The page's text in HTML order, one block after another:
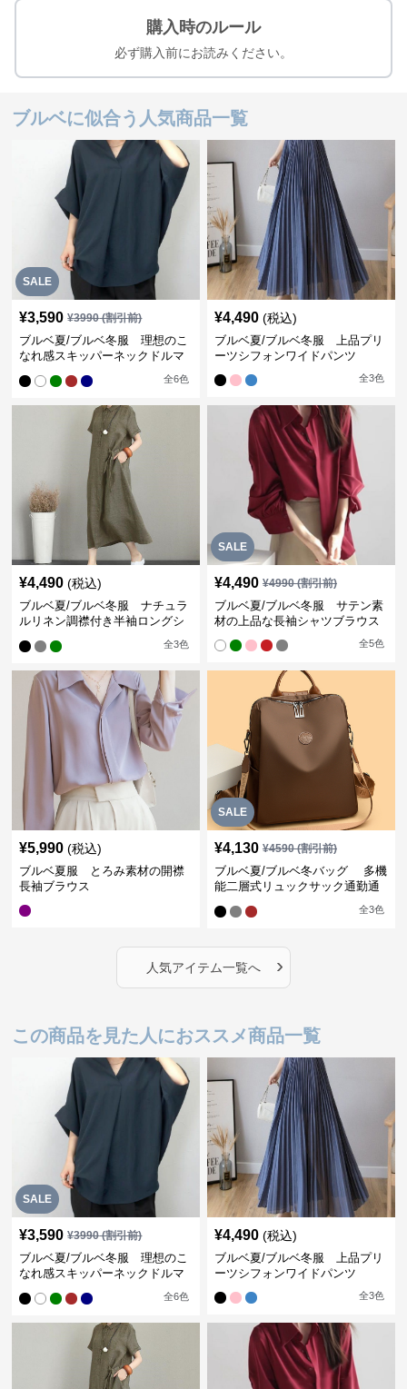
購入時のルール
必ず購入前にお読みください。
ブルベに似合う人気商品一覧
SALE
¥3,590 ¥3990(割引前)
ブルベ夏/ブルベ冬服 理想のこ
なれ感スキッパーネックドルマ
全6色
¥4,490 (税込)
ブルベ夏/ブルベ冬服 上品プリ
ーツシフォンワイドパンツ
全3色
¥4,490 (税込)
ブルベ夏/ブルベ冬服 ナチュラ
ルリネン調襟付き半袖ロングシ
全3色
SALE
¥4,490 ¥4990(割引前)
ブルベ夏/ブルベ冬服 サテン素
材の上品な長袖シャツブラウス
全5色
¥5,990 (税込)
ブルベ夏服 とろみ素材の開襟
長袖ブラウス
SALE
¥4,130 ¥4590(割引前)
ブルベ夏/ブルベ冬バッグ 多機
能二層式リュックサック通勤通
全3色
人気アイテム一覧へ ›
この商品を見た人におススメ商品一覧
SALE
¥3,590 ¥3990(割引前)
ブルベ夏/ブルベ冬服 理想のこ
なれ感スキッパーネックドルマ
全6色
¥4,490 (税込)
ブルベ夏/ブルベ冬服 上品プリ
ーツシフォンワイドパンツ
全3色